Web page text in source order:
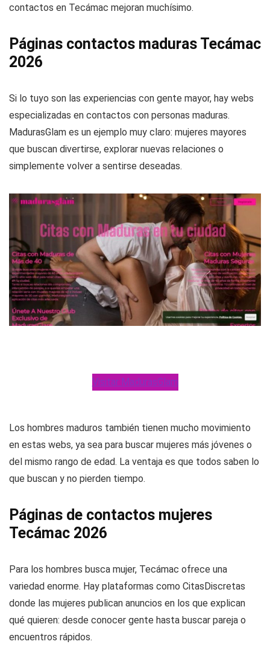
contactos en Tecámac mejoran muchísimo.
Páginas contactos maduras Tecámac
2026
Si lo tuyo son las experiencias con gente mayor, hay webs
especializadas en contactos con personas maduras.
MadurasGlam es un ejemplo muy claro: mujeres mayores
que buscan divertirse, explorar nuevas relaciones o
simplemente volver a sentirse deseadas.
Visitar MadurasGlam
Los hombres maduros también tienen mucho movimiento
en estas webs, ya sea para buscar mujeres más jóvenes o
del mismo rango de edad. La ventaja es que todos saben lo
que buscan y no pierden tiempo.
Páginas de contactos mujeres
Tecámac 2026
Para los hombres busca mujer, Tecámac ofrece una
variedad enorme. Hay plataformas como CitasDiscretas
donde las mujeres publican anuncios en los que explican
qué quieren: desde conocer gente hasta buscar pareja o
encuentros rápidos.